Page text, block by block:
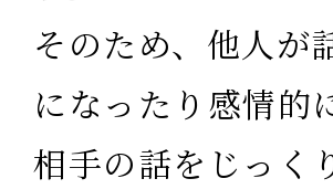
そのため、他人が
になったり感情的
相手の話をじっく